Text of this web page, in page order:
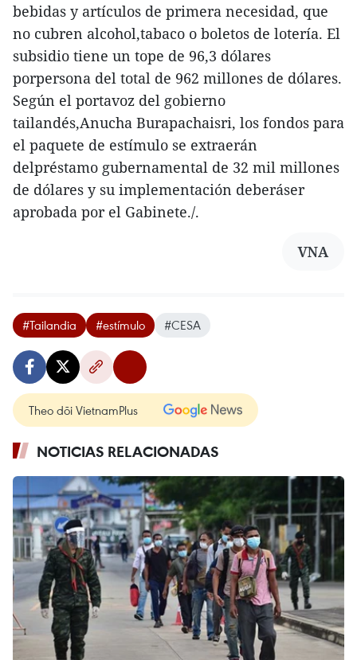
bebidas y artículos de primera necesidad, que
no cubren alcohol,tabaco o boletos de lotería. El
subsidio tiene un tope de 96,3 dólares
porpersona del total de 962 millones de dólares.
Según el portavoz del gobierno
tailandés,Anucha Burapachaisri, los fondos para
el paquete de estímulo se extraerán
delpréstamo gubernamental de 32 mil millones
de dólares y su implementación deberáser
aprobada por el Gabinete./.
VNA
#Tailandia #estímulo #CESA
Theo dõi VietnamPlus
NOTICIAS RELACIONADAS